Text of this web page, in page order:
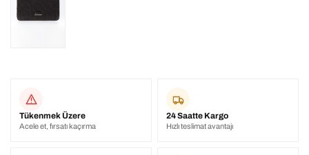
Tükenmek Üzere
Acele et, fırsatı kaçırma
24 Saatte Kargo
Hızlı teslimat avantajı